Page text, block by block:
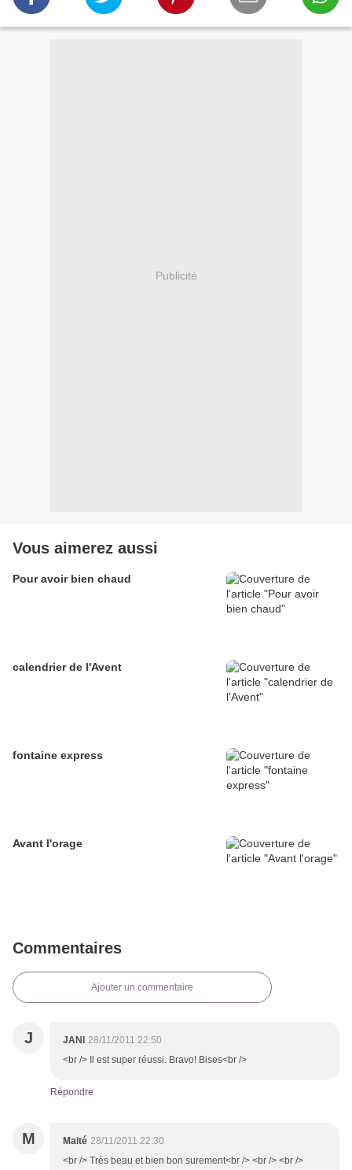
Publicité
Vous aimerez aussi
Pour avoir bien chaud
calendrier de l'Avent
fontaine express
Avant l'orage
Commentaires
Ajouter un commentaire
J JANI
28/11/2011 22:50
<br /> Il est super réussi. Bravo! Bises<br />
Répondre
M Maité 28/11/2011 22:30
<br /> Très beau et bien bon surement<br /> <br /> <br />